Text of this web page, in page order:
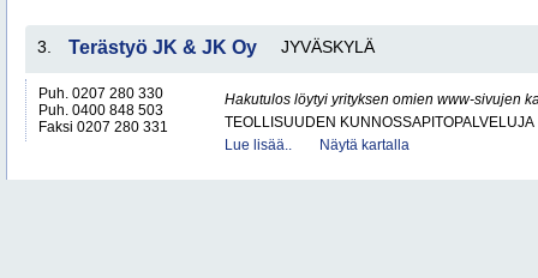
3. Terästyö JK & JK Oy JYVÄSKYLÄ
Puh. 0207 280 330
Puh. 0400 848 503
Faksi 0207 280 331
Hakutulos löytyi yrityksen omien www-sivujen
TEOLLISUUDEN KUNNOSSAPITOPALVELUJA
Lue lisää..
Näytä kartalla